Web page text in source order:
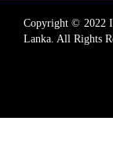
Copyright © 2022
Lanka. All Rights